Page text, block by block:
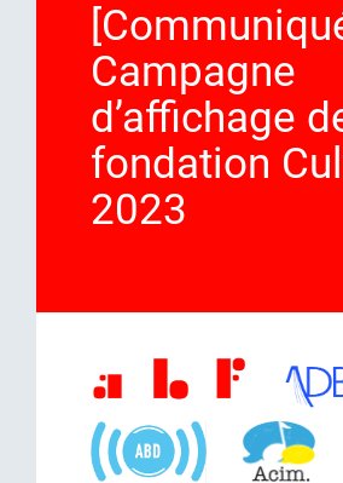
Campagne
d’affichage
fondation
2023